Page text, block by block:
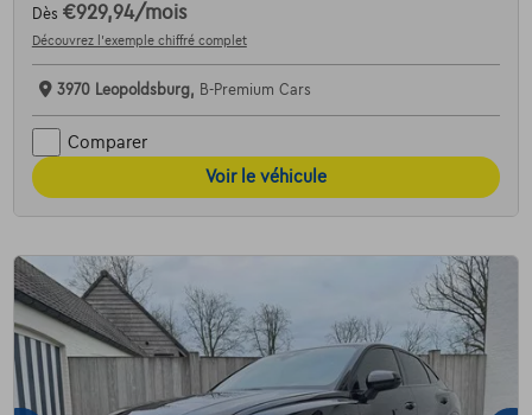
Dès €929,94/mois
Découvrez l’exemple chiffré complet
3970 Leopoldsburg, B-Premium Cars
Comparer
Voir le véhicule